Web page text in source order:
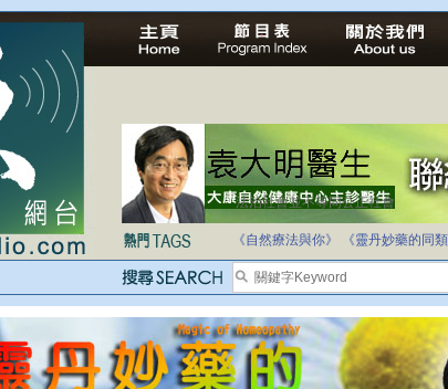
法治社會並不等同公正社會
自家教育合法化-推動多元化教育，
《自然療法與你》 《靈丹妙藥的同類